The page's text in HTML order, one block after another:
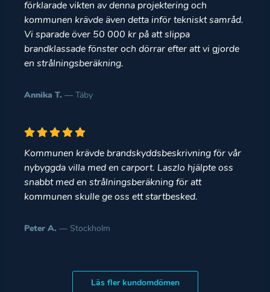
förklarade vikten av denna projektering och
kommunen krävde även detta inför tekniskt samråd.
Vi sparade över 50 000 kr på att slippa
brandklassade fönster och dörrar efter att vi gjorde
en strålningsberäkning.
Annika T. — Täby
Kommunen krävde brandskyddsbeskrivning för vår
nybyggda villa med en carport. Laszlo hjälpte oss
snabbt med en strålningsberäkning för att
kommunen skulle ge oss ett startbesked.
Peter A. — Stockholm
Läs fler kundomdömen